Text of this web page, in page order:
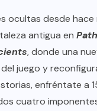
ocultas desde
antigua en
, donde una
juego y
enfréntate a
cuatro